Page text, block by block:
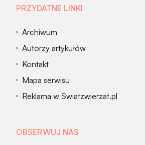
PRZYDATNE LINKI
Archiwum
Autorzy artykułów
Kontakt
Mapa serwisu
Reklama w Swiatzwierzat.pl
OBSERWUJ NAS